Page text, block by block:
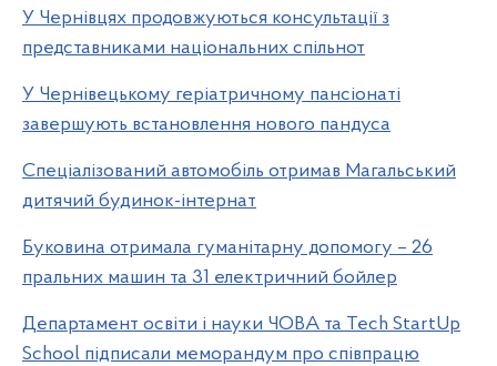
У Чернівцях продовжуються консультації з
представниками національних спільнот
У Чернівецькому геріатричному пансіонаті
завершують встановлення нового пандуса
Спеціалізований автомобіль отримав Магальський
дитячий будинок-інтернат
Буковина отримала гуманітарну допомогу – 26
пральних машин та 31 електричний бойлер
Департамент освіти і науки ЧОВА та Tech StartUp
School підписали меморандум про співпрацю